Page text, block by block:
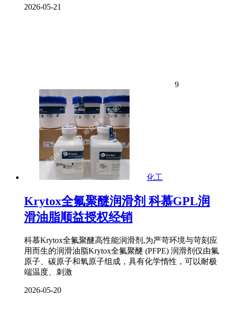
2026-05-21
9
化工
Krytox全氟聚醚润滑剂 科慕GPL润
滑油脂顺益授权经销
科慕Krytox全氟聚醚高性能润滑剂,为严苛环境与苛刻应
用而生的润滑油脂Krytox全氟聚醚 (PFPE) 润滑剂仅由氟
原子、碳原子和氧原子组成，具有化学惰性，可以耐极
端温度、刺激
2026-05-20